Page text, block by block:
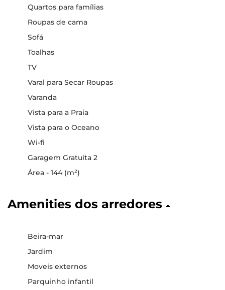
Quartos para famílias
Roupas de cama
Sofá
Toalhas
TV
Varal para Secar Roupas
Varanda
Vista para a Praia
Vista para o Oceano
Wi-fi
Garagem Gratuita 2
Área - 144 (m²)
Amenities dos arredores
Beira-mar
Jardim
Moveis externos
Parquinho infantil